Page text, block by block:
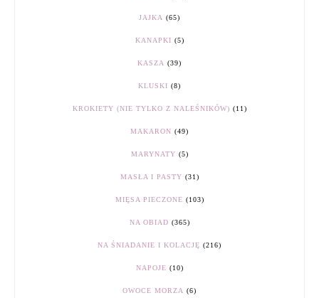
JAJKA (65)
KANAPKI (5)
KASZA (39)
KLUSKI (8)
KROKIETY (NIE TYLKO Z NALEŚNIKÓW) (11)
MAKARON (49)
MARYNATY (5)
MASŁA I PASTY (31)
MIĘSA PIECZONE (103)
NA OBIAD (365)
NA ŚNIADANIE I KOLACJĘ (216)
NAPOJE (10)
OWOCE MORZA (6)